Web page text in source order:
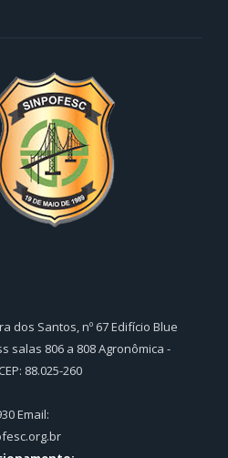
dos Santos, nº 67 Edifício Blue
salas 806 a 808 Agronômica -
88.025-260
Email: